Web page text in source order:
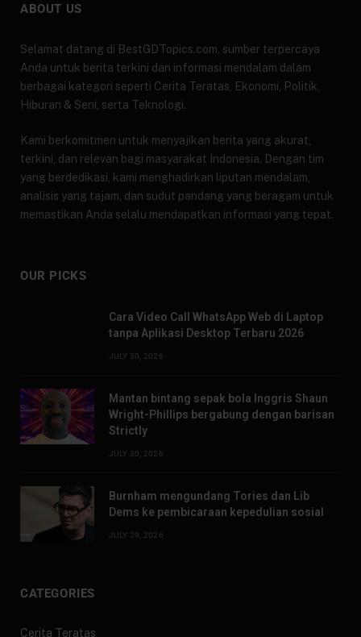
ABOUT US
Selamat datang di BestGDTopics.com, sumber terpercaya
Anda untuk berita terkini dan informasi mendalam dalam
berbagai kategori seperti Cerita Teratas, Ekonomi, Politik,
Hiburan & Seni, serta Teknologi.
Kami berkomitmen untuk menyajikan berita yang akurat,
terkini, dan relevan bagi masyarakat Indonesia. Dengan tim
yang berdedikasi, kami menghadirkan liputan mendalam,
analisis yang tajam, dan sudut pandang yang beragam untuk
memastikan Anda selalu mendapatkan informasi yang tepat.
OUR PICKS
Cara Video Call WhatsApp Web di Laptop
tanpa Aplikasi Desktop Terbaru 2026
JULY 30, 2026
Mantan bintang sepak bola Inggris Shaun
Wright-Phillips bergabung dengan barisan
Strictly
JULY 30, 2026
Burnham mengundang Tories dan Lib
Dems ke pembicaraan kepedulian sosial
JULY 29, 2026
CATEGORIES
Cerita Teratas